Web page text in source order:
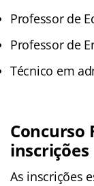
Professor de
Professor de
Técnico em
Concurso
inscrições
As inscrições